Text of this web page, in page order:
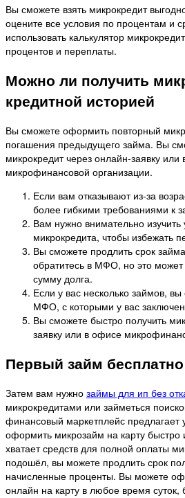
Вы сможете взять микрокредит
оцените все условия по процентам и
использовать калькулятор
процентов и переплаты.
Можно ли получить
кредитной историей
Вы сможете оформить повторный
погашения предыдущего займа. Вы
микрокредит через онлайн-заявку
микрофинансовой организации.
Если вам отказывают из-за
более гибкими требованиями к
Вам нужно внимательно изучить
микрокредита, чтобы избежать
Вы сможете продлить срок
обратитесь в МФО, но это может
сумму долга.
Если у вас несколько займов, вы
МФО, с которыми у вас
Вы сможете быстро получить
заявку или в офисе
Первый займ
Затем вам нужно займы для ип без
микрокредитами или займеться
финансовый маркетплейс предлагает
оформить микрозайм на карту быстро
хватает средств для полной оплаты
подошёл, вы можете продлить срок
начисленные проценты. Вы можете
онлайн на карту в любое время